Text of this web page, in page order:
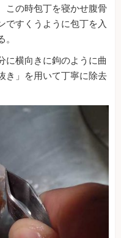
この時包丁を寝かせ腹骨
ですくうように包丁を入
に横向きに鉤のように曲
き」を用いて丁寧に除去